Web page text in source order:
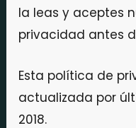
la leas y aceptes
privacidad antes
Esta política de
actualizada por
2018.